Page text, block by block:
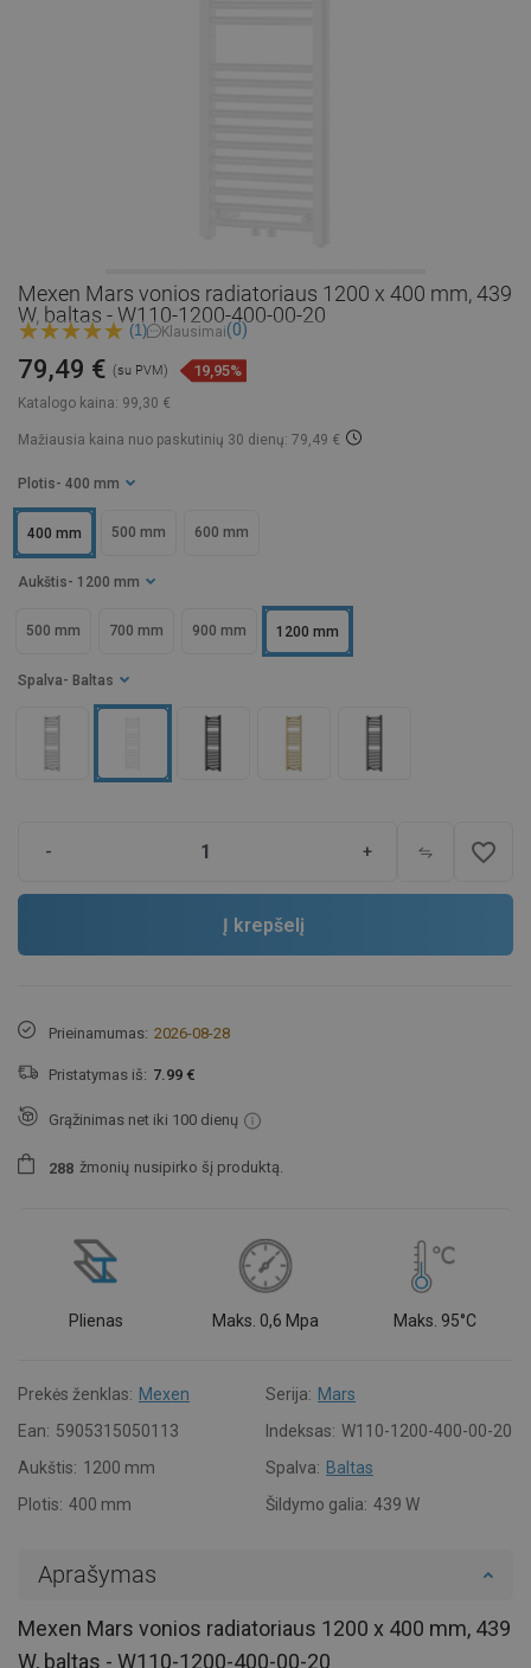
Mexen Mars vonios radiatoriaus 1200 x 400 mm, 439
W, baltas - W110-1200-400-00-20
(1) Klausimai(0)
Katalogo kaina: 99,30 €
79,49 € (su PVM) 19,95%
Mažiausia kaina nuo paskutinių 30 dienų: 79,49 €
Plotis - 400 mm
400 mm 500 mm 600 mm
Aukštis - 1200 mm
500 mm 700 mm 900 mm 1200 mm
Spalva - Baltas
- + favorite_border
Į krepšelį
Prieinamumas: 2026-08-28
Pristatymas iš: 7.99 €
Grąžinimas net iki 100 dienų
288 žmonių nusipirko šį produktą.
Plienas Maks. 0,6 Mpa Maks. 95°C
Prekės ženklas: Mexen Serija: Mars
Ean: 5905315050113 Indeksas: W110-1200-400-00-20
Aukštis: 1200 mm Spalva: Baltas
Plotis: 400 mm Šildymo galia: 439 W
Aprašymas
Mexen Mars vonios radiatoriaus 1200 x 400 mm, 439
W, baltas - W110-1200-400-00-20